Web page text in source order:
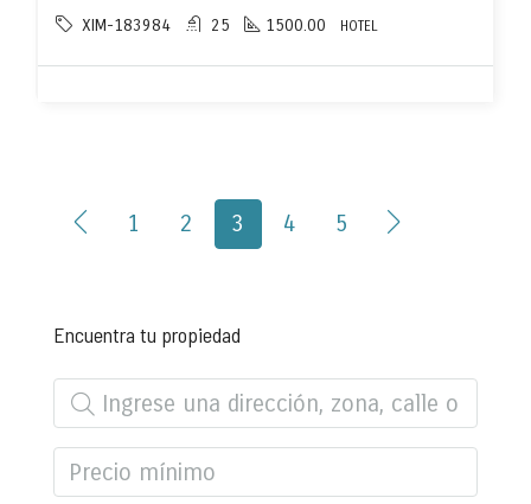
XIM-183984 25 1500.00 HOTEL
1 2 3 4 5
Encuentra tu propiedad